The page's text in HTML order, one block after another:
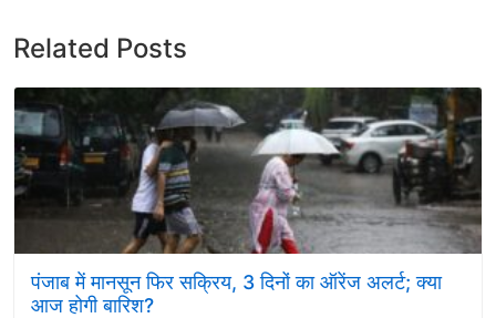
Related Posts
पंजाब में मानसून फिर सक्रिय, 3 दिनों का ऑरेंज अलर्ट; क्या
आज होगी बारिश?